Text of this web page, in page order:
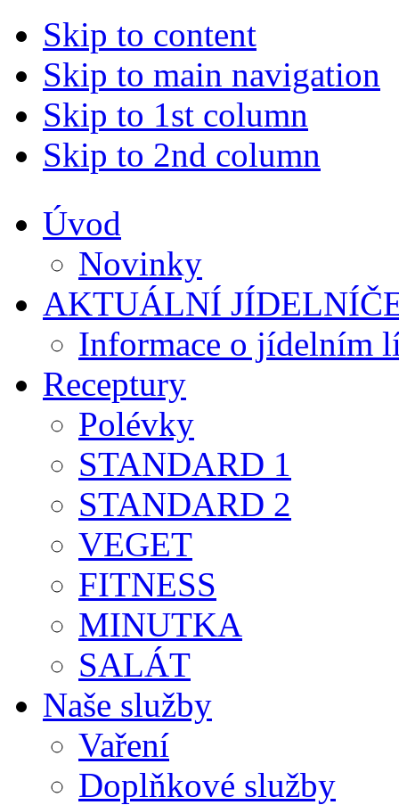
Skip to content
Skip to main navigation
Skip to 1st column
Skip to 2nd column
Úvod
Novinky
AKTUÁLNÍ
Informace o jídelním
Receptury
Polévky
STANDARD 1
STANDARD 2
VEGET
FITNESS
MINUTKA
SALÁT
Naše služby
Vaření
Doplňkové služby